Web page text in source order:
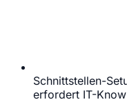
Schnittstellen-
erfordert IT-